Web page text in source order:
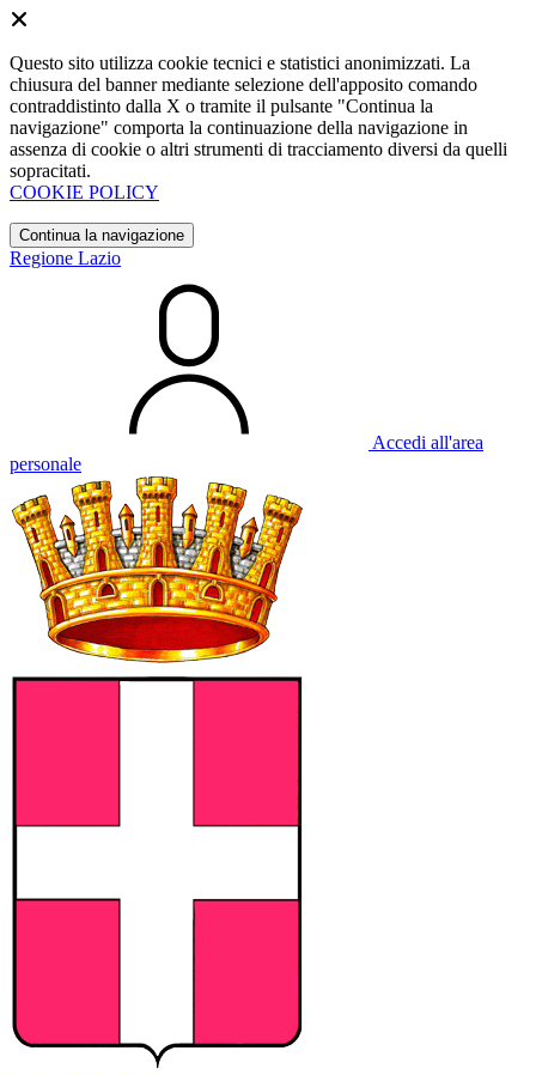
Questo sito utilizza cookie tecnici e statistici anonimizzati. La
chiusura del banner mediante selezione dell'apposito comando
contraddistinto dalla X o tramite il pulsante "Continua la
navigazione" comporta la continuazione della navigazione in
assenza di cookie o altri strumenti di tracciamento diversi da quelli
sopracitati.
COOKIE POLICY
Continua la navigazione
Regione Lazio
Accedi all'area
personale